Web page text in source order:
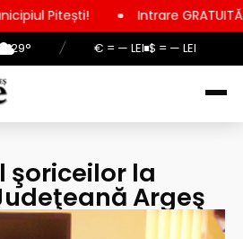
29° / € = — LEI $ = — LEI
Intrare GRATUITĂ pentru copii,
şoriceilor la
Argeş